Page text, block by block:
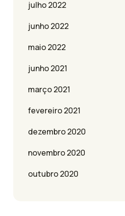
julho 2022
junho 2022
maio 2022
junho 2021
março 2021
fevereiro 2021
dezembro 2020
novembro 2020
outubro 2020